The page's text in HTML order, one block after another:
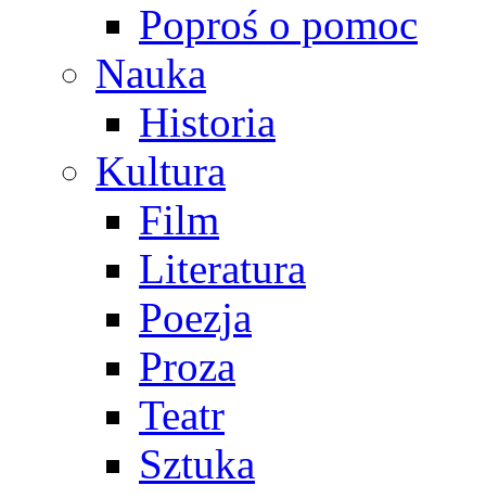
Poproś o pomoc
Nauka
Historia
Kultura
Film
Literatura
Poezja
Proza
Teatr
Sztuka